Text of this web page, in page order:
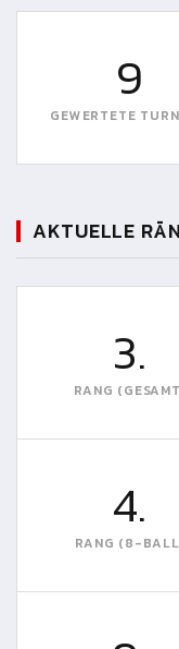
9
GEWERTETE
AKTUELLE
3.
RANG
4.
RANG (8-